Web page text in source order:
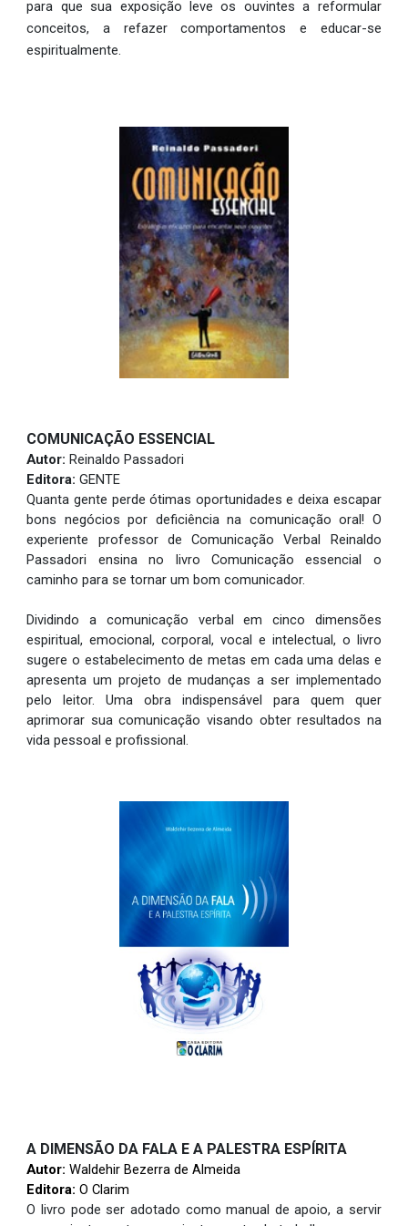
para que sua exposição leve os ouvintes a reformular
conceitos, a refazer comportamentos e educar-se
espiritualmente.
COMUNICAÇÃO ESSENCIAL
Autor:Reinaldo Passadori
Editora: GENTE
Quanta gente perde ótimas oportunidades e deixa escapar
bons negócios por deficiência na comunicação oral! O
experiente professor de Comunicação Verbal Reinaldo
Passadori ensina no livro Comunicação essencial o
caminho para se tornar um bom comunicador.
Dividindo a comunicação verbal em cinco dimensões
espiritual, emocional, corporal, vocal e intelectual, o livro
sugere o estabelecimento de metas em cada uma delas e
apresenta um projeto de mudanças a ser implementado
pelo leitor. Uma obra indispensável para quem quer
aprimorar sua comunicação visando obter resultados na
vida pessoal e profissional.
A DIMENSÃO DA FALA E A PALESTRA ESPÍRITA
Autor:Waldehir Bezerra de Almeida
Editora:O Clarim
O livro pode ser adotado como manual de apoio, a servir